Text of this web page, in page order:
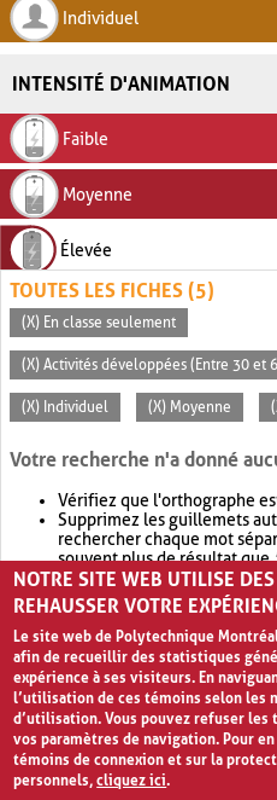
Individuel
INTENSITÉ D'ANIMATION
Faible
Moyenne
Élevée
TOUTES LES FICHES (5)
(X) En classe seulement
(X) Activités développées (Entre 30 et
(X) Individuel (X) Moyenne
Votre recherche n'a donné
Vérifiez que l'orthographe
Supprimez les guillemets
rechercher chaque mot
souvent plus de résultat que
Envisagez d'élargir votre
retournera souvent plus de
NOTRE SITE WEB UTILISE
REHAUSSER VOTRE
Le site web de Polytechnique
afin de recueillir des statistiques
expérience à ses visiteurs. En
l’utilisation de ces témoins selon les
d’utilisation. Vous pouvez refuser
vos paramètres de navigation. Pour
témoins de connexion et sur la
personnels,cliquez ici.